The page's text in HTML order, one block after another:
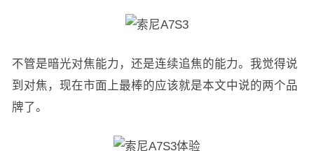
不管是暗光对焦能力，还是连续追焦的能力。我觉得说
到对焦，现在市面上最棒的应该就是本文中说的两个品
牌了。